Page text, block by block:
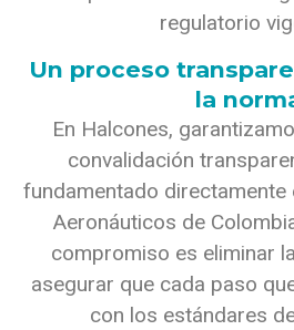
regulatorio
Un proceso
la
En Halcones,
convalidación
fundamentado directamente
Aeronáuticos de
compromiso es eliminar
asegurar que cada paso
con los estándares